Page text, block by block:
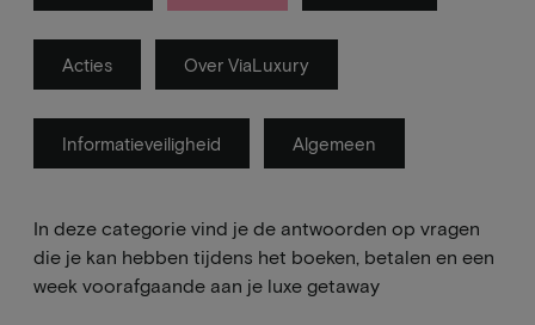
Acties Over ViaLuxury
Informatieveiligheid Algemeen
In deze categorie vind je de antwoorden op vragen
die je kan hebben tijdens het boeken, betalen en een
week voorafgaande aan je luxe getaway